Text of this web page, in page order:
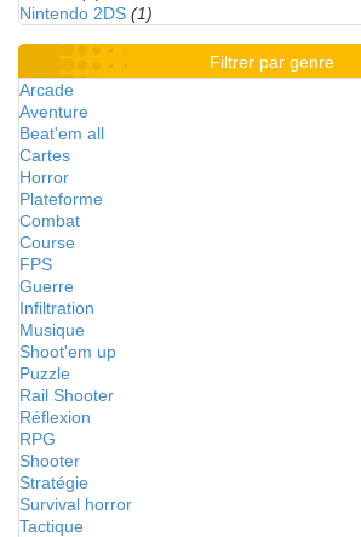
Nintendo 2DS (1)
Filtrer par genre
Arcade
Aventure
Beat'em all
Cartes
Horror
Plateforme
Combat
Course
FPS
Guerre
Infiltration
Musique
Shoot'em up
Puzzle
Rail Shooter
Réflexion
RPG
Shooter
Stratégie
Survival horror
Tactique